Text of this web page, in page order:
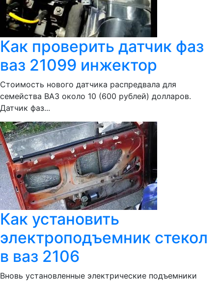
Как проверить датчик фаз
ваз 21099 инжектор
Стоимость нового датчика распредвала для
семейства ВАЗ около 10 (600 рублей) долларов.
Датчик фаз...
Как установить
электроподъемник стекол
в ваз 2106
Вновь установленные электрические подъемники